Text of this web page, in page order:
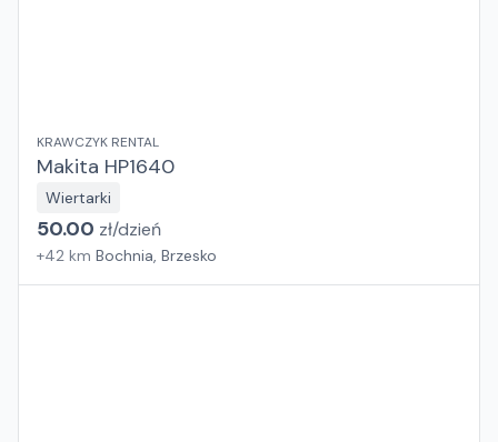
KRAWCZYK RENTAL
Makita HP1640
Wiertarki
50.00 zł/dzień
+42 km Bochnia, Brzesko